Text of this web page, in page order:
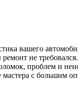
вашего
не
проблем и
с большим